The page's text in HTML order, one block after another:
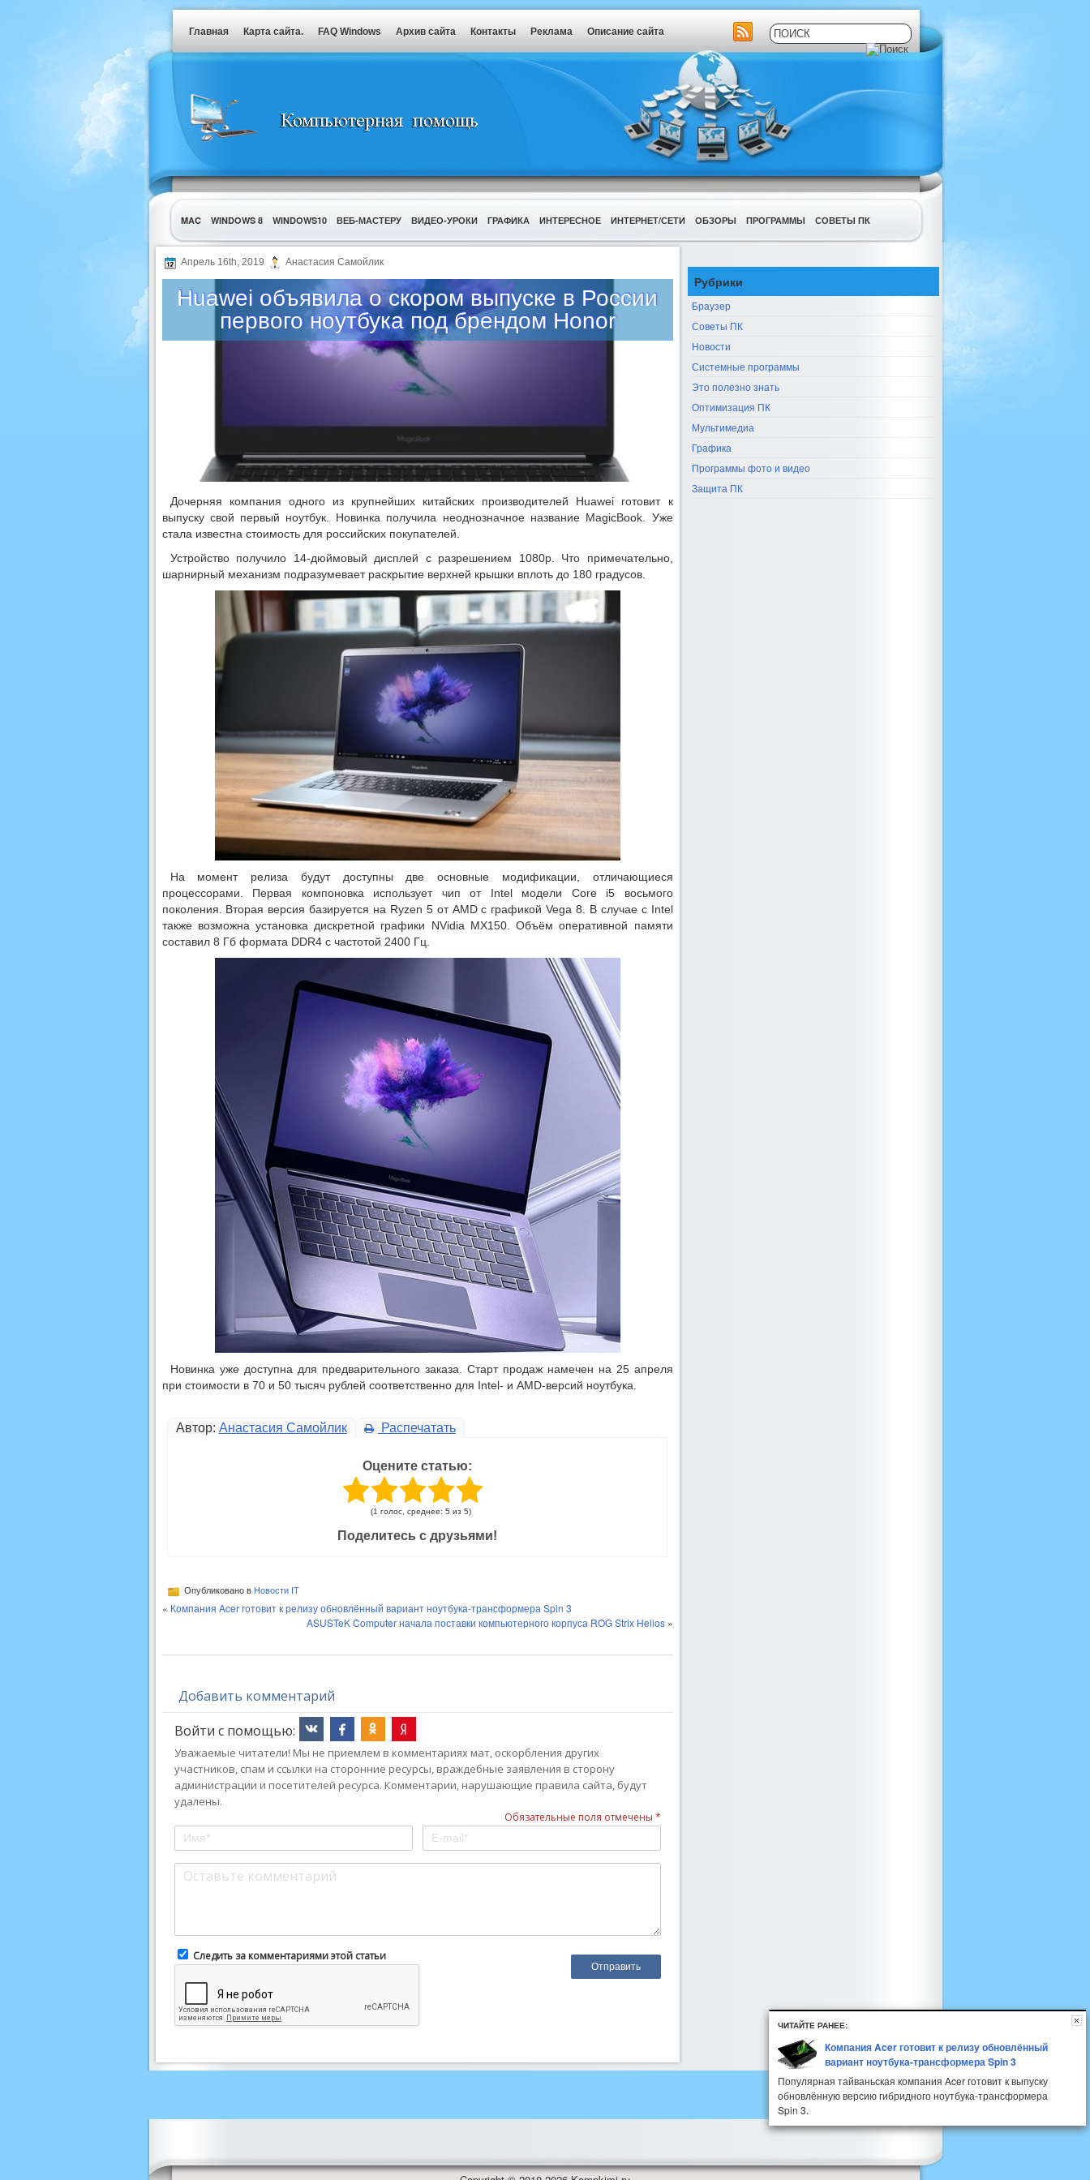
Главная Карта сайта. FAQ Windows Архив сайта Контакты Реклама Описание сайта
MAC WINDOWS 8 WINDOWS10 ВЕБ-МАСТЕРУ ВИДЕО-УРОКИ ГРАФИКА ИНТЕРЕСНОЕ ИНТЕРНЕТ/СЕТИ ОБЗОРЫ ПРОГРАММЫ СОВЕТЫ ПК
УТИЛИТЫ
Апрель 16th, 2019 Анастасия Самойлик
Huawei объявила о скором выпуске в России
первого ноутбука под брендом Honor
Дочерняя компания одного из крупнейших китайских производителей Huawei готовит к
выпуску свой первый ноутбук. Новинка получила неоднозначное название MagicBook. Уже
стала известна стоимость для российских покупателей.
Устройство получило 14-дюймовый дисплей с разрешением 1080р. Что примечательно,
шарнирный механизм подразумевает раскрытие верхней крышки вплоть до 180 градусов.
На момент релиза будут доступны две основные модификации, отличающиеся
процессорами. Первая компоновка использует чип от Intel модели Core i5 восьмого
поколения. Вторая версия базируется на Ryzen 5 от AMD с графикой Vega 8. В случае с Intel
также возможна установка дискретной графики NVidia MX150. Объём оперативной памяти
составил 8 Гб формата DDR4 с частотой 2400 Гц.
Новинка уже доступна для предварительного заказа. Старт продаж намечен на 25 апреля
при стоимости в 70 и 50 тысяч рублей соответственно для Intel- и AMD-версий ноутбука.
Автор: Анастасия Самойлик Распечатать
Оцените статью:
(1 голос, среднее: 5 из 5)
Поделитесь с друзьями!
Опубликовано в Новости IT
« Компания Acer готовит к релизу обновлённый вариант ноутбука-трансформера Spin 3
ASUSTeK Computer начала поставки компьютерного корпуса ROG Strix Helios»
Добавить комментарий
Войти с помощью:
Уважаемые читатели! Мы не приемлем в комментариях мат, оскорбления других
участников, спам и ссылки на сторонние ресурсы, враждебные заявления в сторону
администрации и посетителей ресурса. Комментарии, нарушающие правила сайта, будут
удалены.
Обязательные поля отмечены *
Следить за комментариями этой статьи
Рубрики
Браузер
Советы ПК
Новости
Системные программы
Это полезно знать
Оптимизация ПК
Мультимедиа
Графика
Программы фото и видео
Защита ПК
ЧИТАЙТЕ РАНЕЕ:
Компания Acer готовит к релизу обновлённый
вариант ноутбука-трансформера Spin 3
Популярная тайваньская компания Acer готовит к выпуску
обновлённую версию гибридного ноутбука-трансформера
Spin 3.